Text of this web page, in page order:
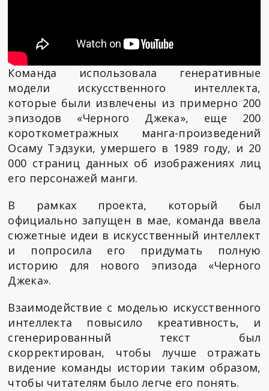
Команда использовала генеративные
модели искусственного интеллекта,
которые были извлечены из примерно 200
эпизодов «Черного Джека», еще 200
короткометражных манга-произведений
Осаму Тэдзуки, умершего в 1989 году, и 20
000 страниц данных об изображениях лиц
его персонажей манги.
В рамках проекта, который был
официально запущен в мае, команда ввела
сюжетные идеи в искусственный интеллект
и попросила его придумать полную
историю для нового эпизода «Черного
Джека».
Взаимодействие с моделью искусственного
интеллекта повысило креативность, и
сгенерированный текст был
скорректирован, чтобы лучше отражать
видение команды истории таким образом,
чтобы читателям было легче его понять.